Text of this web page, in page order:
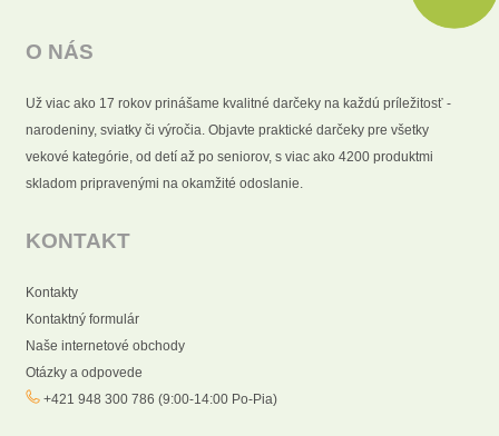
O NÁS
Už viac ako 17 rokov prinášame kvalitné darčeky na každú príležitosť -
narodeniny, sviatky či výročia. Objavte praktické darčeky pre všetky
vekové kategórie, od detí až po seniorov, s viac ako 4200 produktmi
skladom pripravenými na okamžité odoslanie.
KONTAKT
Kontakty
Kontaktný formulár
Naše internetové obchody
Otázky a odpovede
+421 948 300 786 (9:00-14:00 Po-Pia)